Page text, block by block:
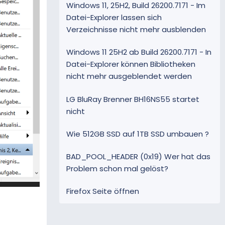
Windows 11, 25H2, Build 26200.7171 - Im
Datei-Explorer lassen sich
Verzeichnisse nicht mehr ausblenden
Windows 11 25H2 ab Build 26200.7171 - In
Datei-Explorer können Bibliotheken
nicht mehr ausgeblendet werden
LG BluRay Brenner BH16NS55 startet
nicht
Wie 512GB SSD auf 1TB SSD umbauen ?
BAD_POOL_HEADER (0x19) Wer hat das
Problem schon mal gelöst?
Firefox Seite öffnen